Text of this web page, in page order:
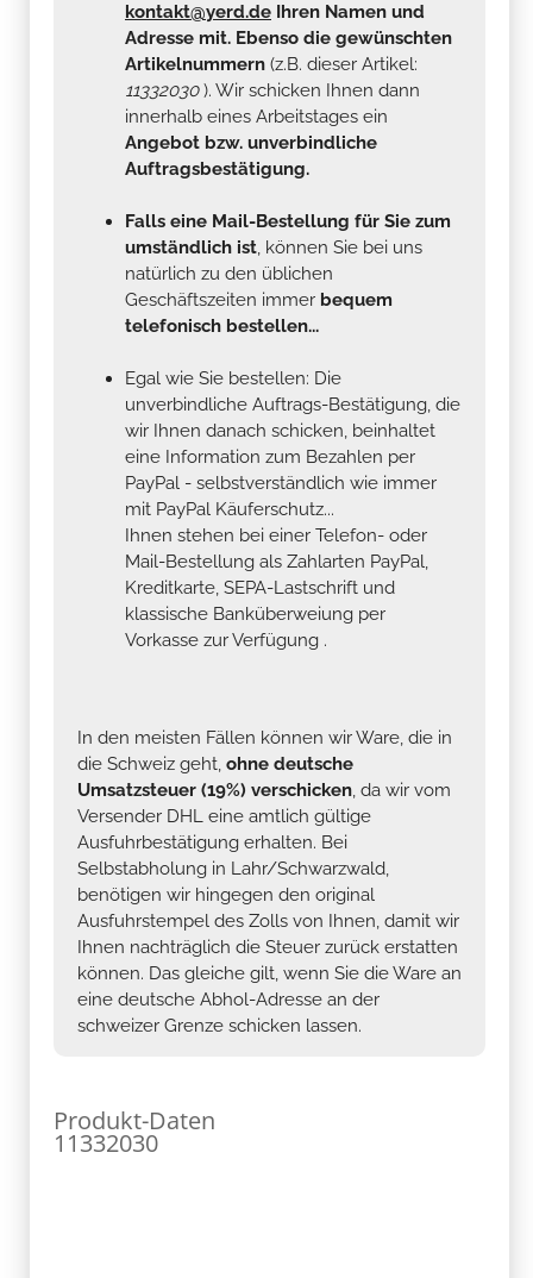
kontakt@yerd.de Ihren Namen und
Adresse mit. Ebenso die gewünschten
Artikelnummern (z.B. dieser Artikel:
11332030). Wir schicken Ihnen dann
innerhalb eines Arbeitstages ein
Angebot bzw. unverbindliche
Auftragsbestätigung.
Falls eine Mail-Bestellung für Sie zum
umständlich ist, können Sie bei uns
natürlich zu den üblichen
Geschäftszeiten immer bequem
telefonisch bestellen...
Egal wie Sie bestellen: Die
unverbindliche Auftrags-Bestätigung, die
wir Ihnen danach schicken, beinhaltet
eine Information zum Bezahlen per
PayPal - selbstverständlich wie immer
mit PayPal Käuferschutz...
Ihnen stehen bei einer Telefon- oder
Mail-Bestellung als Zahlarten PayPal,
Kreditkarte, SEPA-Lastschrift und
klassische Banküberweiung per
Vorkasse zur Verfügung .
In den meisten Fällen können wir Ware, die in
die Schweiz geht, ohne deutsche
Umsatzsteuer (19%) verschicken, da wir vom
Versender DHL eine amtlich gültige
Ausfuhrbestätigung erhalten. Bei
Selbstabholung in Lahr/Schwarzwald,
benötigen wir hingegen den original
Ausfuhrstempel des Zolls von Ihnen, damit wir
Ihnen nachträglich die Steuer zurück erstatten
können. Das gleiche gilt, wenn Sie die Ware an
eine deutsche Abhol-Adresse an der
schweizer Grenze schicken lassen.
Produkt-Daten
11332030